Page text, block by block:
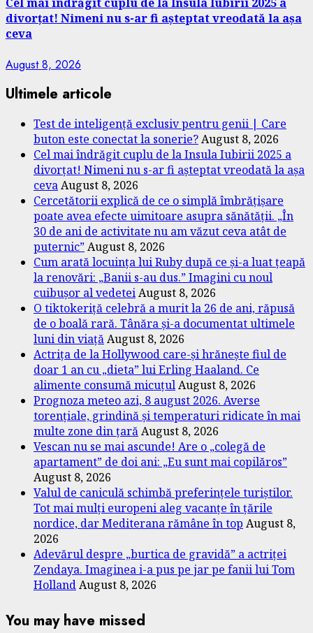
divorțat! Nimeni nu s-ar fi așteptat vreodată la așa
ceva
August 8, 2026
Ultimele articole
Test de inteligență exclusiv pentru genii | Care
buton este conectat la sonerie?August 8, 2026
Cel mai îndrăgit cuplu de la Insula Iubirii 2025 a
divorțat! Nimeni nu s-ar fi așteptat vreodată la așa
cevaAugust 8, 2026
Cercetătorii explică de ce o simplă îmbrățișare
poate avea efecte uimitoare asupra sănătății. „În
30 de ani de activitate nu am văzut ceva atât de
puternic”August 8, 2026
Cum arată locuința lui Ruby după ce și-a luat țeapă
la renovări: „Banii s-au dus.” Imagini cu noul
cuibușor al vedeteiAugust 8, 2026
O tiktokeriță celebră a murit la 26 de ani, răpusă
de o boală rară. Tânăra și-a documentat ultimele
luni din viațăAugust 8, 2026
Actrița de la Hollywood care-și hrănește fiul de
doar 1 an cu „dieta” lui Erling Haaland. Ce
alimente consumă micuțulAugust 8, 2026
Prognoza meteo azi, 8 august 2026. Averse
torențiale, grindină și temperaturi ridicate în mai
multe zone din țarăAugust 8, 2026
Vescan nu se mai ascunde! Are o „colegă de
apartament” de doi ani: „Eu sunt mai copilăros”
August 8, 2026
Valul de caniculă schimbă preferințele turiștilor.
Tot mai mulți europeni aleg vacanțe în țările
nordice, dar Mediterana rămâne în top August 8,
2026
Adevărul despre „burtica de gravidă” a actriței
Zendaya. Imaginea i-a pus pe jar pe fanii lui Tom
HollandAugust 8, 2026
You may have missed